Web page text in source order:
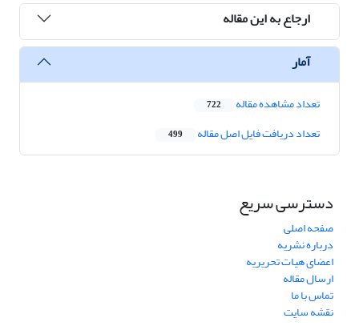
ارجاع به این مقاله
آمار
تعداد مشاهده مقاله 722
تعداد دریافت فایل اصل مقاله 499
دسترسی سریع
صفحه اصلی
درباره نشریه
اعضای هیات تحریریه
ارسال مقاله
تماس با ما
نقشه سایت